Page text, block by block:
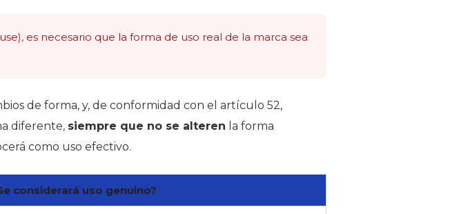
es necesario que la forma de uso real de la marca sea
de forma, y, de conformidad con el artículo 52,
diferente, siempre que no se alteren la forma
como uso efectivo.
considerará uso genuino?